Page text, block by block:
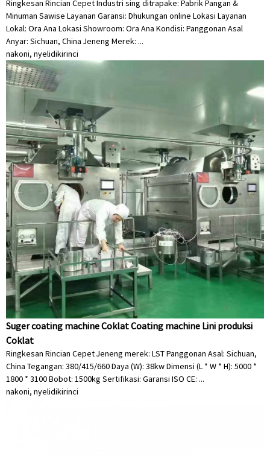
Ringkesan Rincian Cepet Industri sing ditrapake: Pabrik Pangan &
Minuman Sawise Layanan Garansi: Dhukungan online Lokasi Layanan
Lokal: Ora Ana Lokasi Showroom: Ora Ana Kondisi: Panggonan Asal
Anyar: Sichuan, China Jeneng Merek: ...
nakoni, nyelidikirinci
Suger coating machine Coklat Coating machine Lini produksi
Coklat
Ringkesan Rincian Cepet Jeneng merek: LST Panggonan Asal: Sichuan,
China Tegangan: 380/415/660 Daya (W): 38kw Dimensi (L * W * H): 5000 *
1800 * 3100 Bobot: 1500kg Sertifikasi: Garansi ISO CE: ...
nakoni, nyelidikirinci